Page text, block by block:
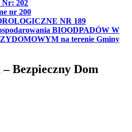
Nr: 202
nr 200
NR 189
BIOODPADÓW W
na terenie Gminy
Bezpieczny Dom